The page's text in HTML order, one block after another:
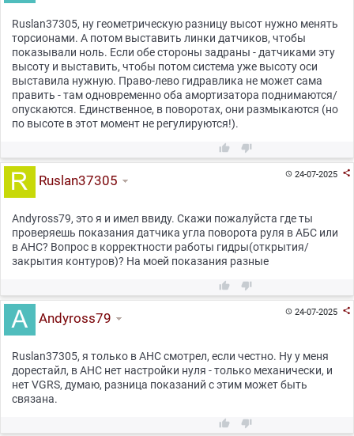
Ruslan37305, ну геометрическую разницу высот нужно менять
торсионами. А потом выставить линки датчиков, чтобы
показывали ноль. Если обе стороны задраны - датчиками эту
высоту и выставить, чтобы потом система уже высоту оси
выставила нужную. Право-лево гидравлика не может сама
править - там одновременно оба амортизатора поднимаются/
опускаются. Единственное, в поворотах, они размыкаются (но
по высоте в этот момент не регулируются!).
 
24-07-2025 
Ruslan37305
Andyross79, это я и имел ввиду. Скажи пожалуйста где ты
проверяешь показания датчика угла поворота руля в АБС или
в AHC? Вопрос в корректности работы гидры(открытия/
закрытия контуров)? На моей показания разные
 
24-07-2025 
Andyross79
Ruslan37305, я только в AHC смотрел, если честно. Ну у меня
дорестайл, в AHC нет настройки нуля - только механически, и
нет VGRS, думаю, разница показаний с этим может быть
связана.
 